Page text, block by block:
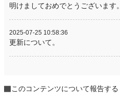
明けましておめでとうございます。
2025-07-25 10:58:36
更新について。
このコンテンツについて報告する